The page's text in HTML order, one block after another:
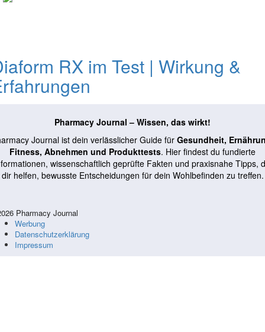
RX im Test | Wirkung &
Pharmacy Journal – Wissen, das wirkt!
Journal ist dein verlässlicher Guide für Gesundheit,
Fitness, Abnehmen und Produkttests. Hier findest du fundierte
wissenschaftlich geprüfte Fakten und praxisnahe Tipps,
dir helfen, bewusste Entscheidungen für dein Wohlbefinden zu treffen.
Pharmacy Journal
Werbung
Datenschutzerklärung
Impressum